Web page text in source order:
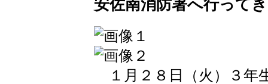
安佐南消防署へ行って
１月２８日（火）３年